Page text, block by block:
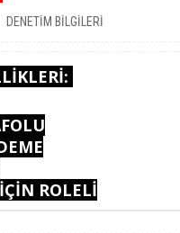
DENETIM BILGILERI
ROLELİ